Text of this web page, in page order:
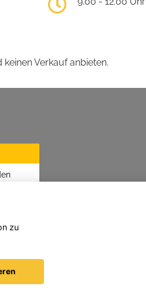
Verkauf anbieten.
zu